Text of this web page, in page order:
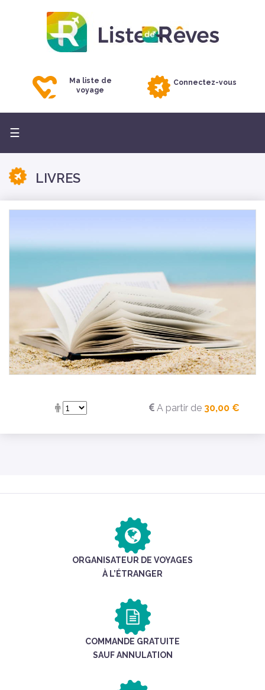
Ma liste de
voyage
Connectez-vous
Basculer
navigation
☰
LIVRES
A partir de 30,00 €
ORGANISATEUR DE VOYAGES
À L’ÉTRANGER
COMMANDE GRATUITE
SAUF ANNULATION